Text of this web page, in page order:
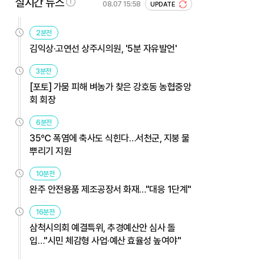
08.07 15:58 UPDATE
2분전
김익상·고연선 상주시의원, '5분 자유발언'
3분전
[포토] 가뭄 피해 벼농가 찾은 강호동 농협중앙
회 회장
6분전
35℃ 폭염에 축사도 식힌다…서천군, 지붕 물
뿌리기 지원
10분전
완주 안전용품 제조공장서 화재…"대응 1단계"
16분전
삼척시의회 예결특위, 추경예산안 심사 돌
입…"시민 체감형 사업·예산 효율성 높여야"